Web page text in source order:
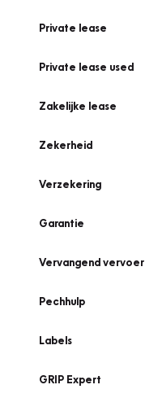
Private lease
Private lease used
Zakelijke lease
Zekerheid
Verzekering
Garantie
Vervangend vervoer
Pechhulp
Labels
GRIP Expert